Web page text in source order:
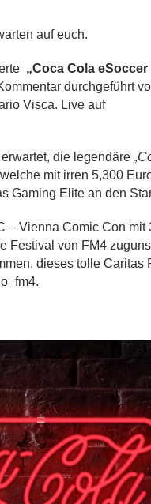
auf euch.
„Coca Cola eSoccer
durchgeführt
Visca. Live auf
die legendäre
mit irren 5,300
Gaming Elite an den
– Vienna Comic Con mit
Festival von FM4
dieses tolle Caritas